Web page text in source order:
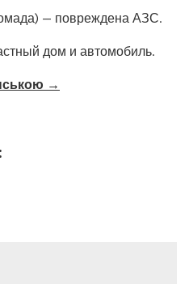
— повреждена АЗС.
дом и автомобиль.
→